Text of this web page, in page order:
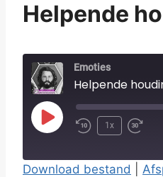
Helpende
Emoties
Helpende
P
a
1x
Download bestand